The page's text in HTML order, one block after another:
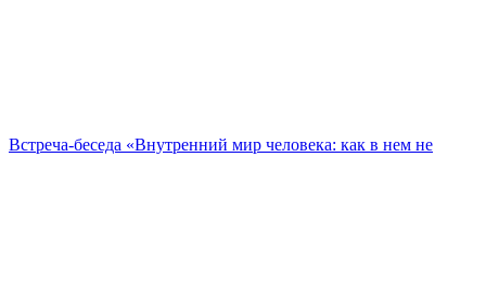
Встреча-беседа «Внутренний мир человека: как в нем не